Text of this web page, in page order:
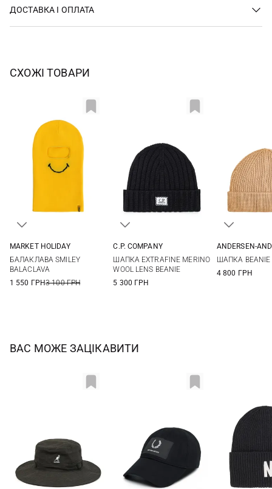
ДОСТАВКА І ОПЛАТА
СХОЖІ ТОВАРИ
MARKET HOLIDAY
БАЛАКЛАВА SMILEY
BALACLAVA
1 550 ГРН3 100 ГРН
C.P. COMPANY
ШАПКА EXTRAFINE MERINO
WOOL LENS BEANIE
5 300 ГРН
ANDERSEN-
ШАПКА BEANIE
4 800 ГРН
ВАС МОЖЕ ЗАЦІКАВИТИ